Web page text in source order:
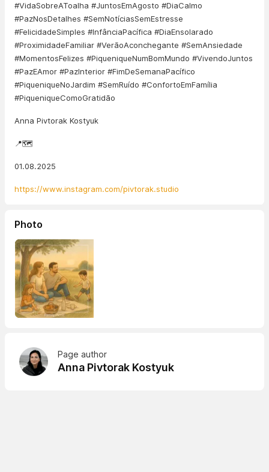
#VidaSobreAToalha #JuntosEmAgosto #DiaCalmo
#PazNosDetalhes #SemNotíciasSemEstresse
#FelicidadeSimples #InfânciaPacífica #DiaEnsolarado
#ProximidadeFamiliar #VerãoAconchegante #SemAnsiedade
#MomentosFelizes #PiqueniqueNumBomMundo #VivendoJuntos
#PazEAmor #PazInterior #FimDeSemanaPacífico
#PiqueniqueNoJardim #SemRuído #ConfortoEmFamília
#PiqueniqueComoGratidão
Anna Pivtorak Kostyuk
📍🗺️
01.08.2025
https://www.instagram.com/pivtorak.studio
Photo
Page author
Anna Pivtorak Kostyuk